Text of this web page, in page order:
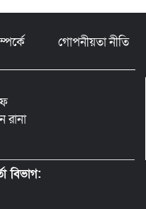
ক্যাম্পেইন
স্বর্ণপদক’ পেলেন কবি
গোপনীয়তা নীতি
রানা
বিভাগ: